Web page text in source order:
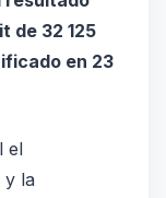
de 32 125
en 23
el
y la